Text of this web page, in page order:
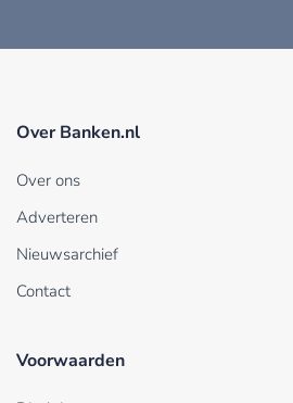
Over Banken.nl
Over ons
Adverteren
Nieuwsarchief
Contact
Voorwaarden